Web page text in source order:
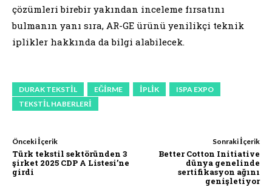
çözümleri birebir yakından inceleme fırsatını
bulmanın yanı sıra, AR-GE ürünü yenilikçi teknik
iplikler hakkında da bilgi alabilecek.
DURAK TEKSTIL EĞIRME IPLIK
ISPA EXPO
TEKSTIL HABERLERI
Önceki İçerik
Türk tekstil sektöründen 3
şirket 2025 CDP A Listesi’ne
girdi
Sonraki İçerik
Better Cotton Initiative
dünya genelinde
sertifikasyon ağını
genişletiyor